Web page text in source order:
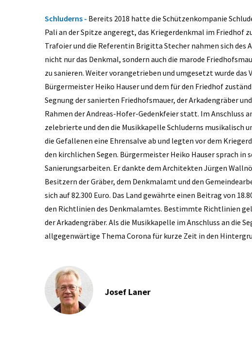
Schluderns - Bereits 2018 hatte die Schützenkompanie
Pali an der Spitze angeregt, das Kriegerdenkmal im Friedhof
Trafoier und die Referentin Brigitta Stecher nahmen sich des
nicht nur das Denkmal, sondern auch die marode
zu sanieren. Weiter vorangetrieben und umgesetzt wurde das
Bürgermeister Heiko Hauser und dem für den Friedhof
Segnung der sanierten Friedhofsmauer, der Arkadengräber
Rahmen der Andreas-Hofer-Gedenkfeier statt. Im Anschluss
zelebrierte und den die Musikkapelle Schluderns musikalisch
die Gefallenen eine Ehrensalve ab und legten vor dem
den kirchlichen Segen. Bürgermeister Heiko Hauser sprach in
Sanierungsarbeiten. Er dankte dem Architekten Jürgen
Besitzern der Gräber, dem Denkmalamt und den
sich auf 82.300 Euro. Das Land gewährte einen Beitrag von
den Richtlinien des Denkmalamtes. Bestimmte Richtlinien
der Arkadengräber. Als die Musikkapelle im Anschluss an die
allgegenwärtige Thema Corona für kurze Zeit in den
Josef Laner